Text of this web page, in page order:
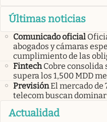
Últimas noticias
Comunicado oficial
abogados y cámaras
cumplimiento de las
Fintech Cobre consolida
supera los 1,500 MDD
PrevisiónEl mercado de
telecom buscan
Actualidad